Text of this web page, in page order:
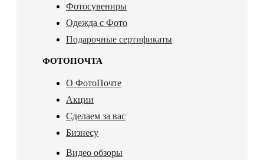
Фотосувениры
Одежда с Фото
Подарочные сертификаты
ФОТОПОЧТА
О ФотоПочте
Акции
Сделаем за вас
Бизнесу
Видео обзоры